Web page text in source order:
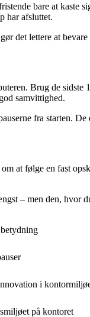
bare at
har afsluttet.
det lettere at
Brug de
samvittighed.
fra starten.
at følge en fast
– men den, hvor
i
på kontoret